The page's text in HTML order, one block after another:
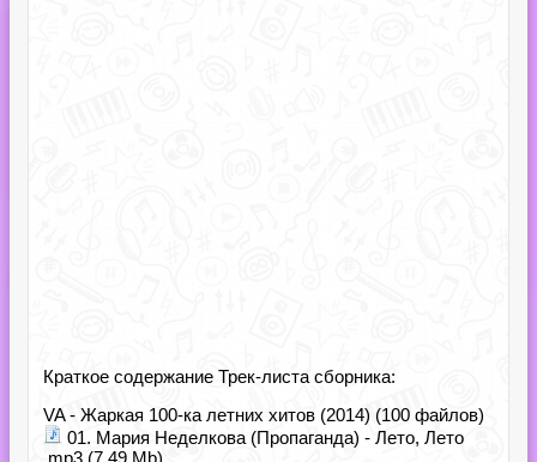
Краткое содержание Трек-листа сборника:
VA - Жаркая 100-ка летних хитов (2014) (100 файлов)
01. Мария Неделкова (Пропаганда) - Лето, Лето
.mp3 (7.49 Mb)